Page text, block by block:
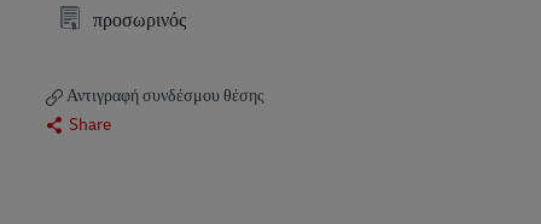
προσωρινός
Αντιγραφή συνδέσμου θέσης
Share